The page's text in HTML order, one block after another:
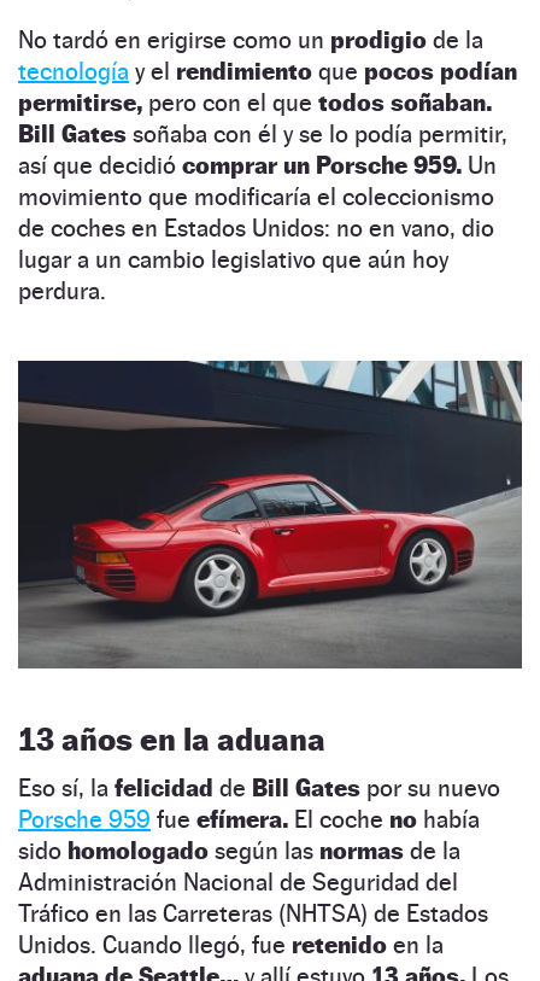
No tardó en erigirse como un prodigio de la
tecnología y el rendimiento que pocos podían
permitirse, pero con el que todos soñaban.
Bill Gates soñaba con él y se lo podía permitir,
así que decidió comprar un Porsche 959. Un
movimiento que modificaría el coleccionismo
de coches en Estados Unidos: no en vano, dio
lugar a un cambio legislativo que aún hoy
perdura.
13 años en la aduana
Eso sí, la felicidad de Bill Gates por su nuevo
Porsche 959 fue efímera. El coche no había
sido homologado según las normas de la
Administración Nacional de Seguridad del
Tráfico en las Carreteras (NHTSA) de Estados
Unidos. Cuando llegó, fue retenido en la